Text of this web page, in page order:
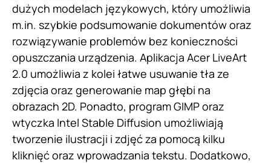
dużych modelach językowych, który umożliwia
m.in. szybkie podsumowanie dokumentów oraz
rozwiązywanie problemów bez konieczności
opuszczania urządzenia. Aplikacja Acer LiveArt
2.0 umożliwia z kolei łatwe usuwanie tła ze
zdjęcia oraz generowanie map głębi na
obrazach 2D. Ponadto, program GIMP oraz
wtyczka Intel Stable Diffusion umożliwiają
tworzenie ilustracji i zdjęć za pomocą kilku
kliknięć oraz wprowadzania tekstu. Dodatkowo,